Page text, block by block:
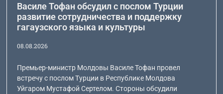
Василе Тофан обсудил с послом Турции
развитие сотрудничества и поддержку
гагаузского языка и культуры
08.08.2026
Премьер-министр Молдовы Василе Тофан провел
встречу с послом Турции в Республике Молдова
Уйгаром Мустафой Сертелом. Стороны обсудили